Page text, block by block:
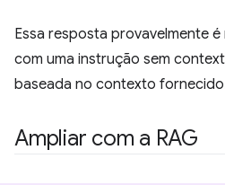
Essa resposta provavelmente
com uma instrução sem
baseada no contexto
Ampliar com a RAG